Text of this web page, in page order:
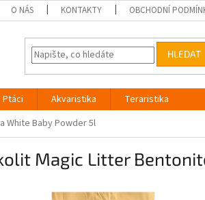
O NÁS KONTAKTY OBCHODNÍ
HLEDAT
Ptáci Akvaristika
Teraristika
White Baby Powder 5l
Magic Litter